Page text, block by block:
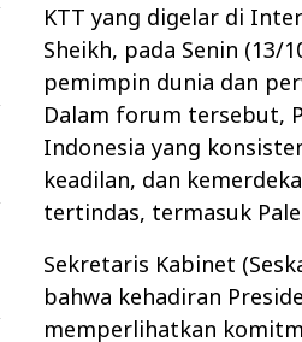
KTT yang digelar di
Sheikh, pada Senin (13/
pemimpin dunia dan
Dalam forum tersebut,
Indonesia yang
keadilan, dan
tertindas, termasuk
Sekretaris Kabinet
bahwa kehadiran
memperlihatkan